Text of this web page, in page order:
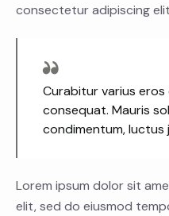
consectetur adipiscing
Curabitur varius
consequat. Mauris
condimentum, luctus
Lorem ipsum dolor sit
elit, sed do eiusmod